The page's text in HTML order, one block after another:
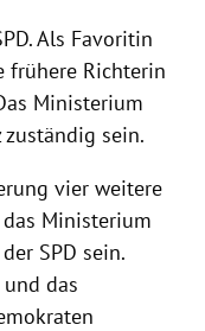
Als Favoritin
frühere Richterin
Ministerium
sein.
vier weitere
Ministerium
SPD sein.
das